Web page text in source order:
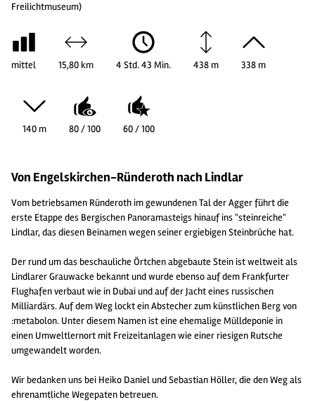
Freilichtmuseum)
mittel 15,80 km 4 Std. 43 Min. 438 m 338 m
140 m 80 / 100 60 / 100
Von Engelskirchen-Ründeroth nach Lindlar
Vom betriebsamen Ründeroth im gewundenen Tal der Agger führt die
erste Etappe des Bergischen Panoramasteigs hinauf ins "steinreiche"
Lindlar, das diesen Beinamen wegen seiner ergiebigen Steinbrüche hat.
Der rund um das beschauliche Örtchen abgebaute Stein ist weltweit als
Lindlarer Grauwacke bekannt und wurde ebenso auf dem Frankfurter
Flughafen verbaut wie in Dubai und auf der Jacht eines russischen
Milliardärs. Auf dem Weg lockt ein Abstecher zum künstlichen Berg von
:metabolon. Unter diesem Namen ist eine ehemalige Mülldeponie in
einen Umweltlernort mit Freizeitanlagen wie einer riesigen Rutsche
umgewandelt worden.
Wir bedanken uns bei Heiko Daniel und Sebastian Höller, die den Weg als
ehrenamtliche Wegepaten betreuen.